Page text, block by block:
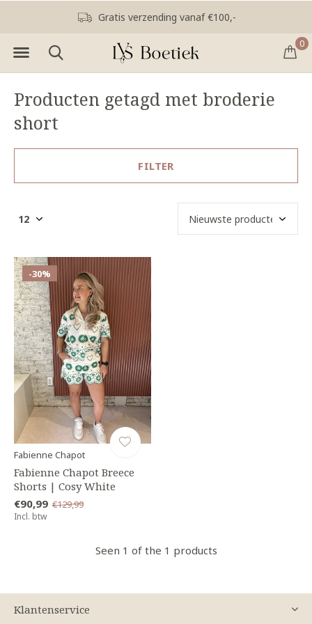
0
Gratis verzending vanaf €100,-
Producten getagd met broderie
short
FILTER
-30%
Fabienne Chapot
Fabienne Chapot Breece
Shorts | Cosy White
€90,99 €129,99
Incl. btw
Seen 1 of the 1 products
Klantenservice